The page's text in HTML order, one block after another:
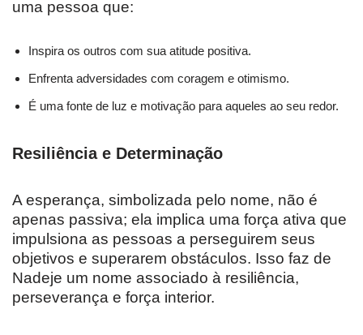
uma pessoa que:
Inspira os outros com sua atitude positiva.
Enfrenta adversidades com coragem e otimismo.
É uma fonte de luz e motivação para aqueles ao seu redor.
Resiliência e Determinação
A esperança, simbolizada pelo nome, não é
apenas passiva; ela implica uma força ativa que
impulsiona as pessoas a perseguirem seus
objetivos e superarem obstáculos. Isso faz de
Nadeje um nome associado à resiliência,
perseverança e força interior.